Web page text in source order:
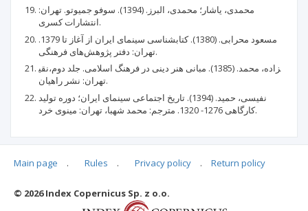
محمدی، یاشار؛ محمدی، البرز. (1394). سوفو جمیوتو. تهران:
انتشارات کسری.
مسعود محرابی. (1380). کتابشناسی سینمای ایران از آغاز تا 1379.
تهران: دفتر پژوهش‌های فرهنگی.
نقی‎‎زاده، محمد. (1385). مبانی هنر دینی در فرهنگ اسلامی. جلد دوم،
تهران: نشر راهیان.
نفیسی، حمید. (1394). تاریخ اجتماعی سینمای ایران؛ دوره تولید
کارگاهی 1276- 1320. مترجم: محمد شهبا، تهران: مینوی خرد.
Articles quoting
Main page . Rules . Privacy policy . Return policy
© 2026 Index Copernicus Sp. z o.o.